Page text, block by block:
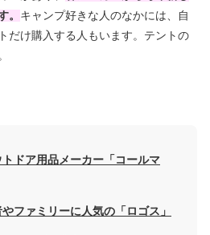
。 キャンプ好きな人のなかには、自
だけ購入する人もいます。テントの
ドア用品メーカー「コールマ
ファミリーに人気の「ロゴス」